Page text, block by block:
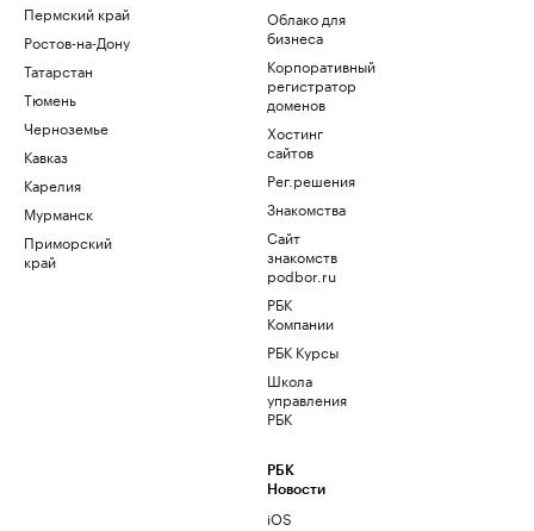
Пермский край
Ростов-на-Дону
Татарстан
Тюмень
Черноземье
Кавказ
Карелия
Мурманск
Приморский
край
Облако для
бизнеса
Корпоративный
регистратор
доменов
Хостинг
сайтов
Рег.решения
Знакомства
Сайт
знакомств
podbor.ru
РБК
Компании
РБК Курсы
Школа
управления
РБК
РБК
Новости
iOS